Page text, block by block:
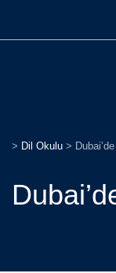
> Dil Okulu >